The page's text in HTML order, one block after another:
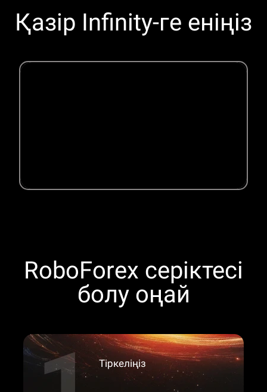
Қазір Infinity-ге еніңіз
RoboForex серіктесі
болу оңай
Тіркеліңіз